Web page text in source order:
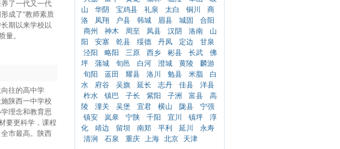
了一代又一代
成了“教师素质
期以来学校以
量。
往的高中学
陕西一中学校
理念和教育思
要更科学，课程
市最高。陕西
山
华阴 宝鸡县 礼泉 太白 铜川
商
洛
凤翔 户县 韩城 眉县 城固
合阳
商州
神木 周至 凤县 汉阴 洛南
山
阳
安塞 乾县 绥德 丹凤 定边
甘泉
泾阳
略阳 三原 西乡 彬县 长武
佛
坪
蒲城 旬邑 白河 澄城 黄陵
麟游
旬阳
蓝田 耀县 洛川 勉县 米脂
白
水
府谷 吴旗 延长 志丹 佳县
洋县
柞水
镇巴 子长 紫阳 子洲 富县
高
陵
潼关 吴堡 宜君 横山 陇县
宁强
镇安
岚皋 宁陕 千阳 宜川 镇坪
淳
化
靖边 留坝 南郑 平利 延川
永寿
清涧
石泉 重庆 上海 北京 天津